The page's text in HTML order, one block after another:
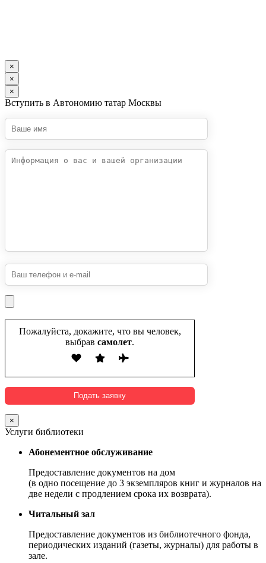
×
×
×
Вступить в Автономию татар Москвы
Пожалуйста, докажите, что вы человек,
выбрав самолет.
×
Услуги библиотеки
Абонементное обслуживание
Предоставление документов на дом
(в одно посещение до 3 экземпляров книг и журналов на
две недели с продлением срока их возврата).
Читальный зал
Предоставление документов из библиотечного фонда,
периодических изданий (газеты, журналы) для работы в
зале.